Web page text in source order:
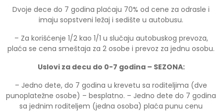
Dvoje dece do 7 godina plaćaju 70% od cene za odrasle i
imaju sopstveni ležaj i sedište u autobusu.
– Za korišćenje 1/2 kao 1/1 u slučaju autobuskog prevoza,
plaća se cena smeštaja za 2 osobe i prevoz za jednu osobu.
Uslovi za decu do 0-7 godina – SEZONA:
– Jedno dete, do 7 godina u krevetu sa roditeljima (dve
punoplatežne osobe) – besplatno. – Jedno dete do 7 godina
sa jednim roditeljem (jedna osoba) plaća punu cenu